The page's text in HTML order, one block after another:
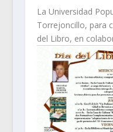
La Universidad
Torrejoncillo, para
del Libro, en